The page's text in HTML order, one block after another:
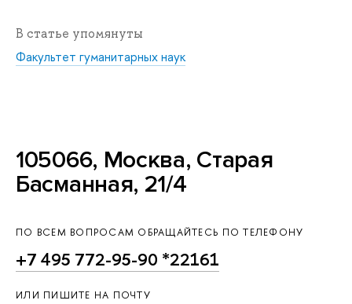
В статье упомянуты
Факультет гуманитарных наук
105066, Москва, Старая
Басманная, 21/4
ПО ВСЕМ ВОПРОСАМ ОБРАЩАЙТЕСЬ ПО ТЕЛЕФОНУ
+7 495 772-95-90 *22161
ИЛИ ПИШИТЕ НА ПОЧТУ